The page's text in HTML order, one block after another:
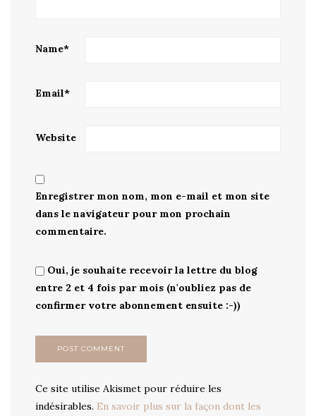
Name*
Email*
Website
Enregistrer mon nom, mon e-mail et mon site
dans le navigateur pour mon prochain
commentaire.
Oui, je souhaite recevoir la lettre du blog
entre 2 et 4 fois par mois (n'oubliez pas de
confirmer votre abonnement ensuite :-))
Ce site utilise Akismet pour réduire les
indésirables. En savoir plus sur la façon dont les